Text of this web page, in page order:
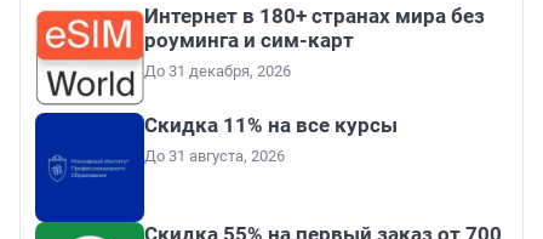
Интернет в 180+ странах мира без
роуминга и сим-карт
До 31 декабря, 2026
Скидка 11% на все курсы
До 31 августа, 2026